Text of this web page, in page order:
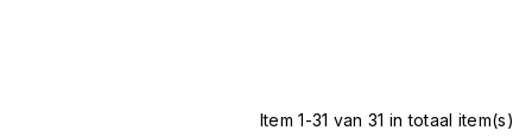
Item 1-31 van 31 in totaal item(s)